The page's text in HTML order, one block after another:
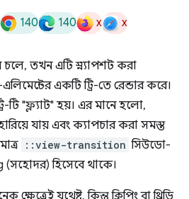
140 140 x x
চলে, তখন এটি স্ন্যাপশট করা
একটি ট্রি-তে রেন্ডার করে।
টি "ফ্ল্যাট" হয়। এর মানে হলো,
যায় এবং ক্যাপচার করা সমস্ত
::view-transition সিউডো-
(সহোদর) হিসেবে থাকে।
যথেষ্ট, কিন্তু ক্লিপিং বা থ্রিডি